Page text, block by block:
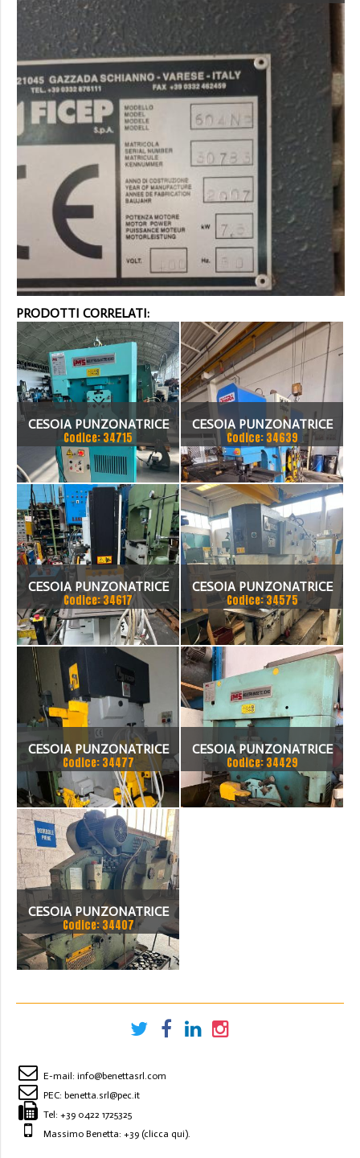
PRODOTTI CORRELATI:
CESOIA PUNZONATRICE
IMS HY 36 VA
Codice: 34715
CESOIA PUNZONATRICE
UNIVERSALE OMERA 80
TON
Codice: 34639
CESOIA PUNZONATRICE
UNIVERSALE FICEP
Codice: 34617
CESOIA PUNZONATRICE
UNIVERSALE FICEP 805 NP
Codice: 34575
CESOIA PUNZONATRICE
UNIVERSALE FICEP
Codice: 34477
CESOIA PUNZONATRICE
IMS
Codice: 34429
CESOIA PUNZONATRICE
UNIVERSALCESOIA
PUNZONATRICE
Codice: 34407
E-mail: info@benettasrl.com
PEC: benetta.srl@pec.it
Tel: +39 0422 1725325
Massimo Benetta: +39 (clicca qui).